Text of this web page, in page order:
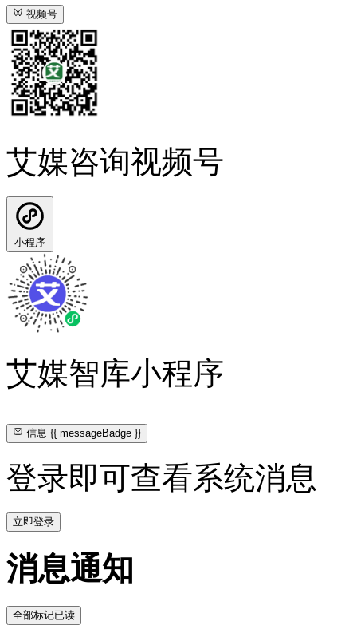
视频号
艾媒咨询视频号
小程序
艾媒智库小程序
信息{{ messageBadge }}
登录即可查看系统消息
立即登录
消息通知
全部标记已读